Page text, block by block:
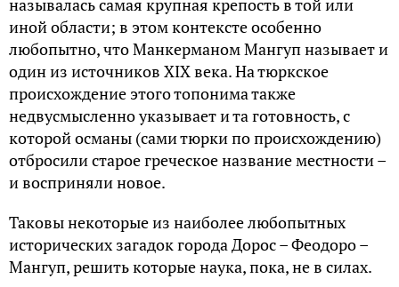
иной области; в этом контексте особенно
любопытно, что Манкерманом Мангуп называет и
один из источников XIX века. На тюркское
происхождение этого топонима также
недвусмысленно указывает и та готовность, с
которой османы (сами тюрки по происхождению)
отбросили старое греческое название местности –
и восприняли новое.
Таковы некоторые из наиболее любопытных
исторических загадок города Дорос – Феодоро –
Мангуп, решить которые наука, пока, не в силах.